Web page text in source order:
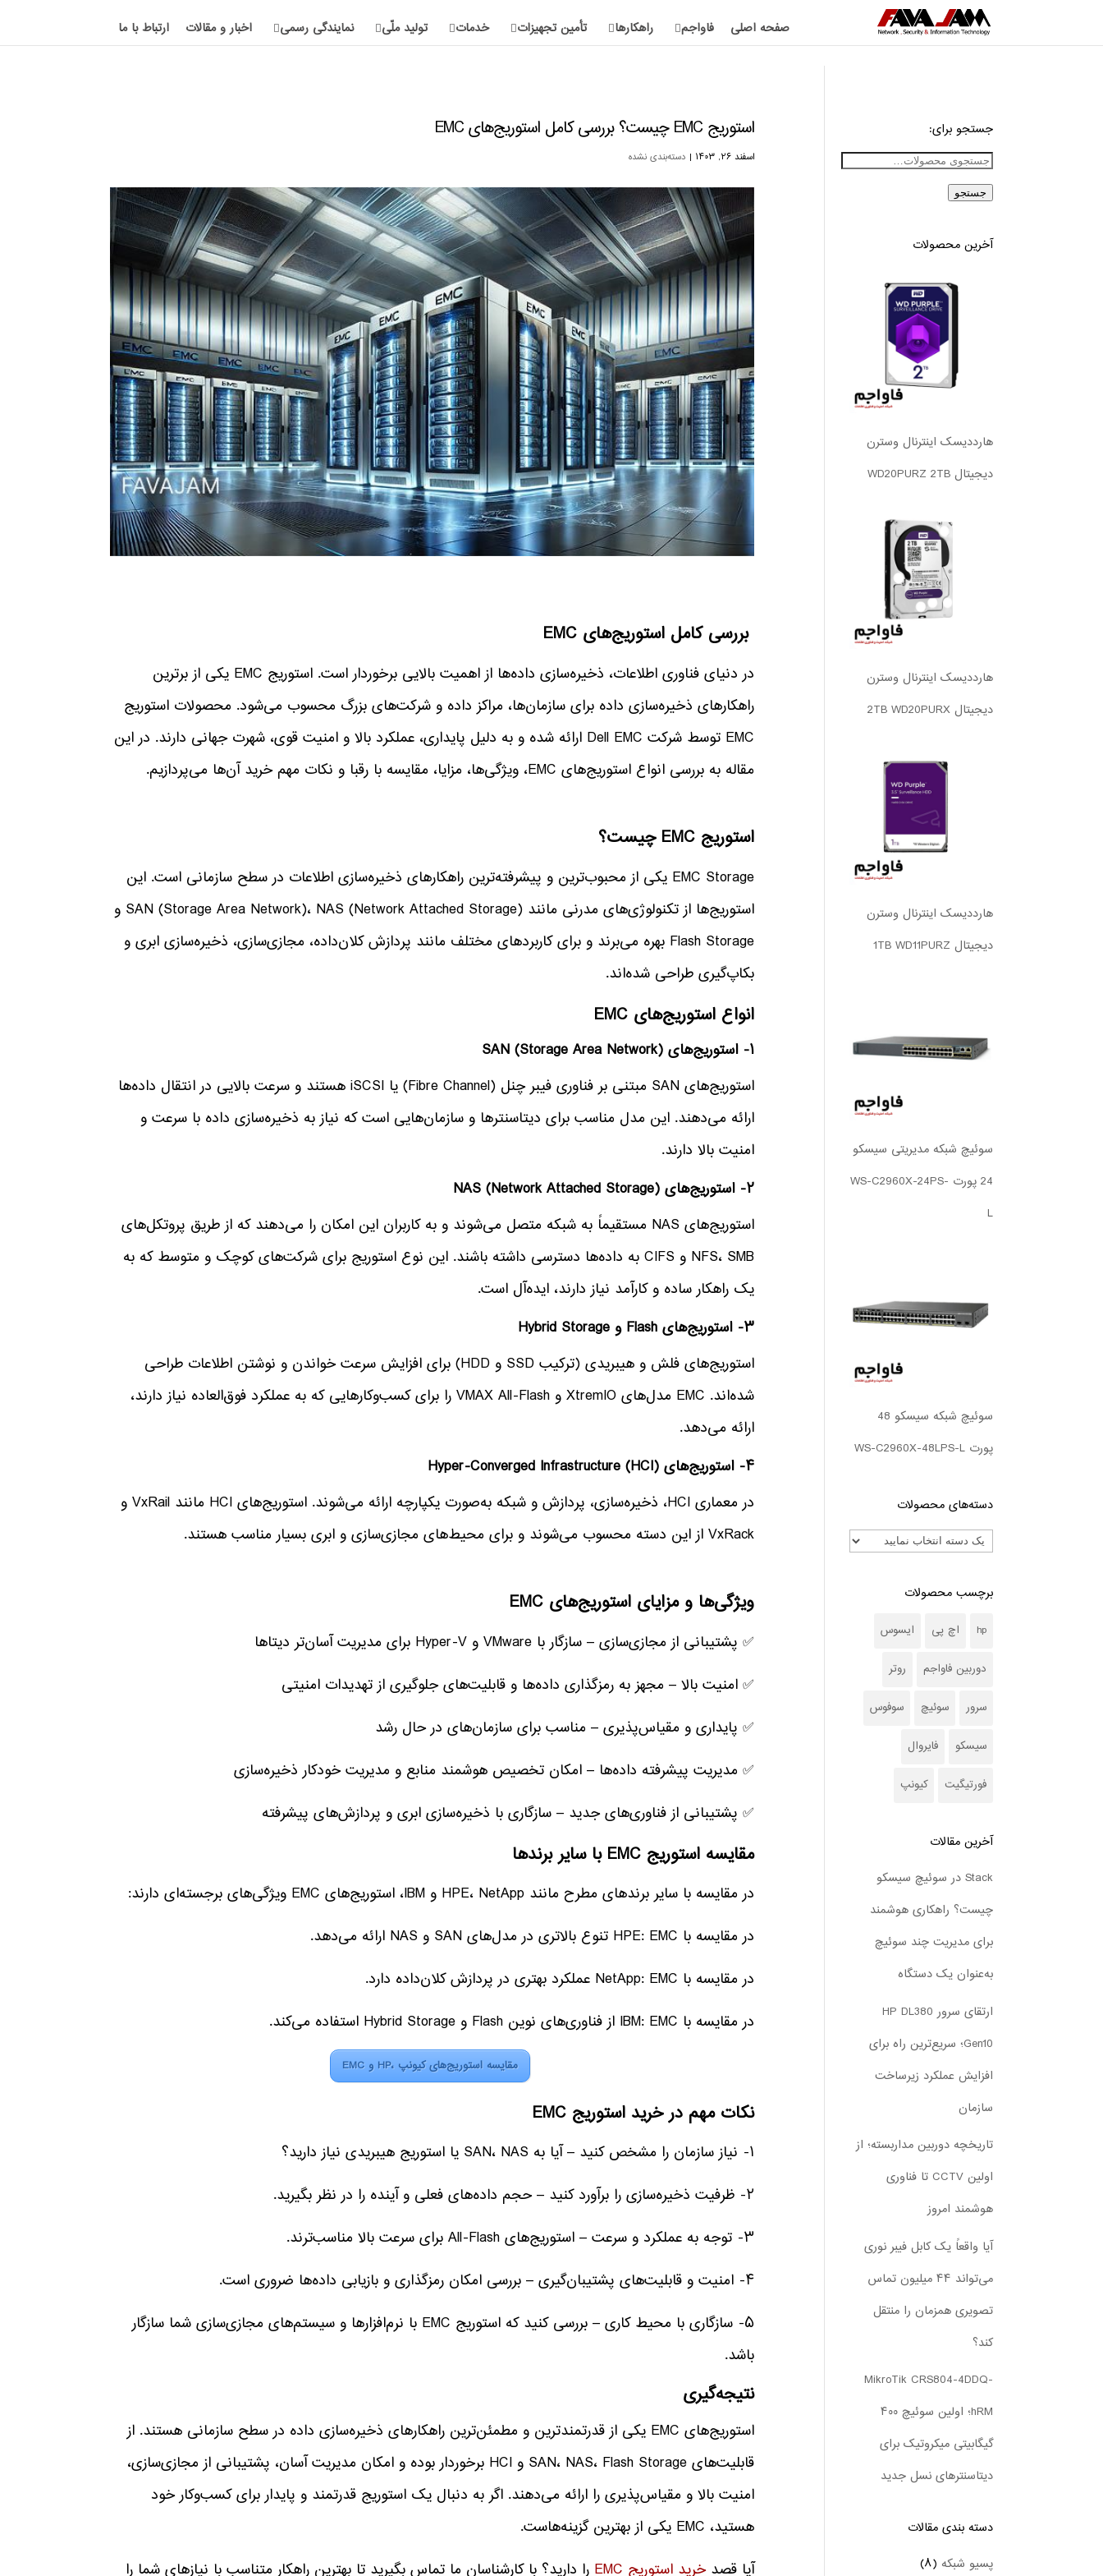
صفحه اصلی فاواجم راهکارها تأمین تجهیزات خدمات تولید ملّی نمایندگی رسمی اخبار و مقالات ارتباط با ما
استوریج EMC چیست؟ بررسی کامل استوریج‌های EMC
اسفند ۲۶, ۱۴۰۳ | دسته‌بندی نشده
بررسی کامل استوریج‌های EMC
در دنیای فناوری اطلاعات، ذخیره‌سازی داده‌ها از اهمیت بالایی برخوردار است. استوریج EMC یکی از برترین
راهکارهای ذخیره‌سازی داده برای سازمان‌ها، مراکز داده و شرکت‌های بزرگ محسوب می‌شود. محصولات استوریج
EMC توسط شرکت Dell EMC ارائه شده و به دلیل پایداری، عملکرد بالا و امنیت قوی، شهرت جهانی دارند. در این
مقاله به بررسی انواع استوریج‌های EMC، ویژگی‌ها، مزایا، مقایسه با رقبا و نکات مهم خرید آن‌ها می‌پردازیم.
استوریج EMC چیست؟
EMC Storage یکی از محبوب‌ترین و پیشرفته‌ترین راهکارهای ذخیره‌سازی اطلاعات در سطح سازمانی است. این
استوریج‌ها از تکنولوژی‌های مدرنی مانند SAN (Storage Area Network)، NAS (Network Attached Storage) و
Flash Storage بهره می‌برند و برای کاربردهای مختلف مانند پردازش کلان‌داده، مجازی‌سازی، ذخیره‌سازی ابری و
بکاپ‌گیری طراحی شده‌اند.
انواع استوریج‌های EMC
۱- استوریج‌های SAN (Storage Area Network)
استوریج‌های SAN مبتنی بر فناوری فیبر چنل (Fibre Channel) یا iSCSI هستند و سرعت بالایی در انتقال داده‌ها
ارائه می‌دهند. این مدل مناسب برای دیتاسنترها و سازمان‌هایی است که نیاز به ذخیره‌سازی داده با سرعت و
امنیت بالا دارند.
۲- استوریج‌های NAS (Network Attached Storage)
استوریج‌های NAS مستقیماً به شبکه متصل می‌شوند و به کاربران این امکان را می‌دهند که از طریق پروتکل‌های
NFS، SMB و CIFS به داده‌ها دسترسی داشته باشند. این نوع استوریج برای شرکت‌های کوچک و متوسط که به
یک راهکار ساده و کارآمد نیاز دارند، ایده‌آل است.
۳- استوریج‌های Flash و Hybrid Storage
استوریج‌های فلش و هیبریدی (ترکیب SSD و HDD) برای افزایش سرعت خواندن و نوشتن اطلاعات طراحی
شده‌اند. EMC مدل‌های XtremIO و VMAX All-Flash را برای کسب‌وکارهایی که به عملکرد فوق‌العاده نیاز دارند،
ارائه می‌دهد.
۴- استوریج‌های Hyper-Converged Infrastructure (HCI)
در معماری HCI، ذخیره‌سازی، پردازش و شبکه به‌صورت یکپارچه ارائه می‌شوند. استوریج‌های HCI مانند VxRail و
VxRack از این دسته محسوب می‌شوند و برای محیط‌های مجازی‌سازی و ابری بسیار مناسب هستند.
ویژگی‌ها و مزایای استوریج‌های EMC
✅ پشتیبانی از مجازی‌سازی – سازگار با VMware و Hyper-V برای مدیریت آسان‌تر دیتاها
✅ امنیت بالا – مجهز به رمزگذاری داده‌ها و قابلیت‌های جلوگیری از تهدیدات امنیتی
✅ پایداری و مقیاس‌پذیری – مناسب برای سازمان‌های در حال رشد
✅ مدیریت پیشرفته داده‌ها – امکان تخصیص هوشمند منابع و مدیریت خودکار ذخیره‌سازی
✅ پشتیبانی از فناوری‌های جدید – سازگاری با ذخیره‌سازی ابری و پردازش‌های پیشرفته
مقایسه استوریج EMC با سایر برندها
در مقایسه با سایر برندهای مطرح مانند HPE، NetApp و IBM، استوریج‌های EMC ویژگی‌های برجسته‌ای دارند:
در مقایسه با HPE: EMC تنوع بالاتری در مدل‌های SAN و NAS ارائه می‌دهد.
در مقایسه با NetApp: EMC عملکرد بهتری در پردازش کلان‌داده دارد.
در مقایسه با IBM: EMC از فناوری‌های نوین Flash و Hybrid Storage استفاده می‌کند.
مقایسه استوریج‌های کیونپ ،HP و EMC
نکات مهم در خرید استوریج EMC
۱- نیاز سازمان را مشخص کنید – آیا به SAN، NAS یا استوریج هیبریدی نیاز دارید؟
۲- ظرفیت ذخیره‌سازی را برآورد کنید – حجم داده‌های فعلی و آینده را در نظر بگیرید.
۳- توجه به عملکرد و سرعت – استوریج‌های All-Flash برای سرعت بالا مناسب‌ترند.
۴- امنیت و قابلیت‌های پشتیبان‌گیری – بررسی امکان رمزگذاری و بازیابی داده‌ها ضروری است.
۵- سازگاری با محیط کاری – بررسی کنید که استوریج EMC با نرم‌افزارها و سیستم‌های مجازی‌سازی شما سازگار
باشد.
نتیجه‌گیری
استوریج‌های EMC یکی از قدرتمندترین و مطمئن‌ترین راهکارهای ذخیره‌سازی داده در سطح سازمانی هستند. از
قابلیت‌های SAN، NAS، Flash Storage و HCI برخوردار بوده و امکان مدیریت آسان، پشتیبانی از مجازی‌سازی،
امنیت بالا و مقیاس‌پذیری را ارائه می‌دهند. اگر به دنبال یک استوریج قدرتمند و پایدار برای کسب‌وکار خود
هستید، EMC یکی از بهترین گزینه‌هاست.
آیا قصدخرید استوریج EMC
را دارید؟ با کارشناسان ما تماس بگیرید تا بهترین راهکار متناسب با نیازهای شما را
جستجو برای:
جستجو
آخرین محصولات
هارددیسک اینترنال وسترن
دیجیتال WD20PURZ 2TB
هارددیسک اینترنال وسترن
دیجیتال 2TB WD20PURX
هارددیسک اینترنال وسترن
دیجیتال 1TB WD11PURZ
سوئیچ شبکه مدیریتی سیسکو
24 پورت WS-C2960X-24PS-
L
سوئیچ شبکه سیسکو 48
پورت WS-C2960X-48LPS-L
دسته‌های محصولات
برچسب محصولات
hp اچ پی ایسوس
دوربین فاواجم روتر
سرور سوئیچ سوفوس
سیسکو فایروال
فورتیگیت کیونپ
آخرین مقالات
Stack در سوئیچ سیسکو
چیست؟ راهکاری هوشمند
برای مدیریت چند سوئیچ
به‌عنوان یک دستگاه
ارتقای سرور HP DL380
Gen10؛ سریع‌ترین راه برای
افزایش عملکرد زیرساخت
سازمان
تاریخچه دوربین مداربسته؛ از
اولین CCTV تا فناوری
هوشمند امروز
آیا واقعاً یک کابل فیبر نوری
می‌تواند ۴۴ میلیون تماس
تصویری همزمان را منتقل
کند؟
MikroTik CRS804-4DDQ-
hRM؛ اولین سوئیچ ۴۰۰
گیگابیتی میکروتیک برای
دیتاسنترهای نسل جدید
دسته بندی‌ مقالات
پسیو شبکه (۸)